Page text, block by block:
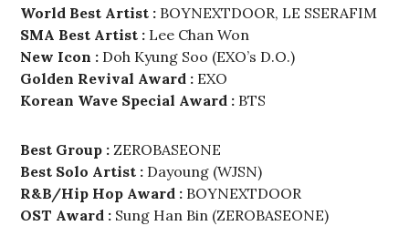
World Best Artist : BOYNEXTDOOR, LE SSERAFIM
SMA Best Artist : Lee Chan Won
New Icon : Doh Kyung Soo (EXO’s D.O.)
Golden Revival Award : EXO
Korean Wave Special Award : BTS
Best Group : ZEROBASEONE
Best Solo Artist : Dayoung (WJSN)
R&B/Hip Hop Award : BOYNEXTDOOR
OST Award : Sung Han Bin (ZEROBASEONE)